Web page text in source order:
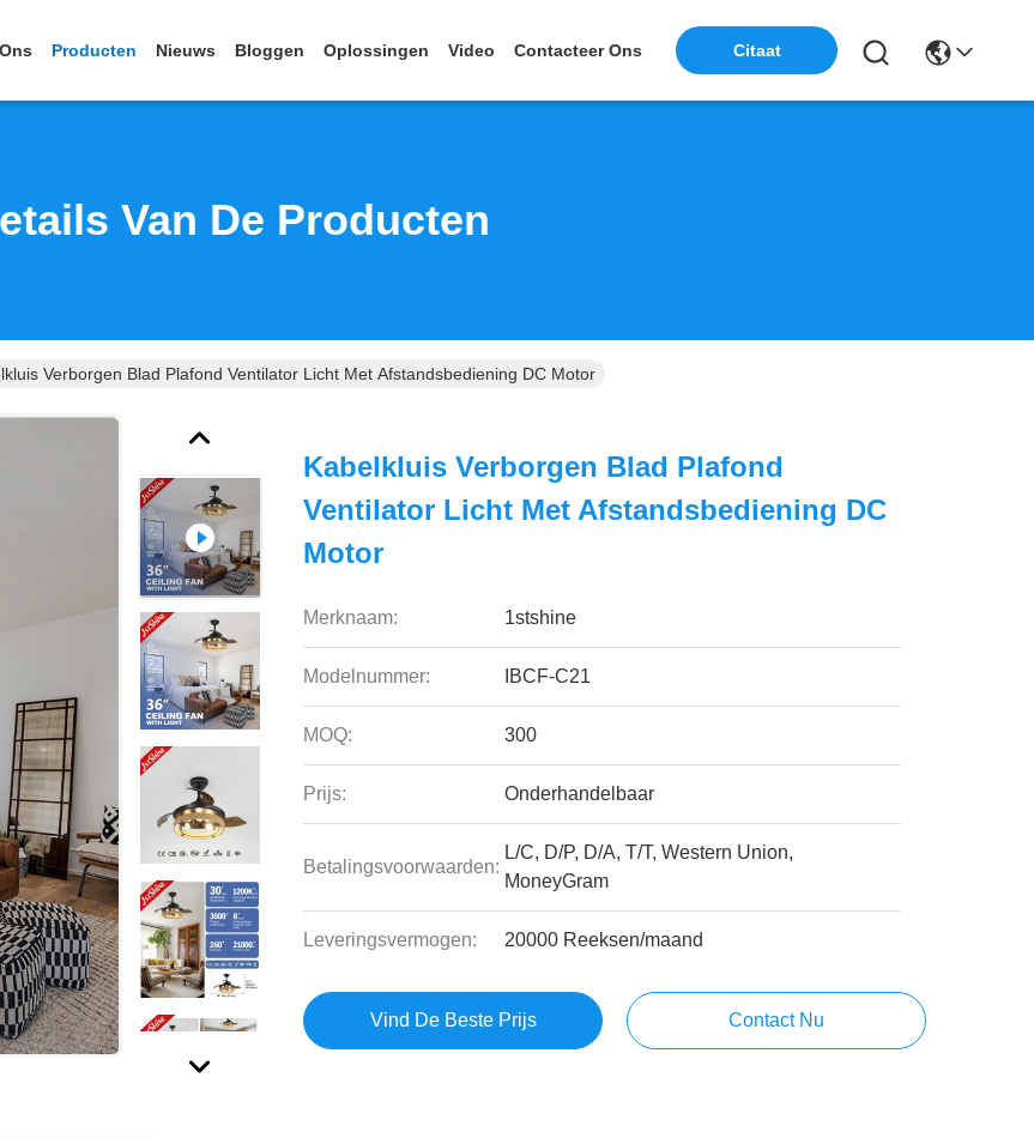
Producten Nieuws Bloggen Oplossingen Video Contacteer Ons Citaat
Van De Producten
Verborgen Blad Plafond Ventilator Licht Met Afstandsbediening DC Motor
Kabelkluis Verborgen Blad Plafond
Ventilator Licht Met Afstandsbediening DC
Motor
Merknaam: 1stshine
Modelnummer: IBCF-C21
MOQ: 300
Prijs: Onderhandelbaar
Betalingsvoorwaarden:
L/C, D/P, D/A, T/T, Western Union,
MoneyGram
Leveringsvermogen: 20000 Reeksen/maand
Vind De Beste Prijs Contact Nu